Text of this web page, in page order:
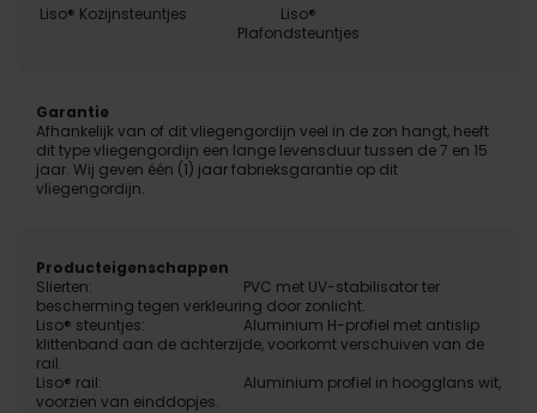
Liso® Kozijnsteuntjes
Liso®
Plafondsteuntjes
Garantie
Afhankelijk van of dit vliegengordijn veel in de zon hangt, heeft
dit type vliegengordijn een lange levensduur tussen de 7 en 15
jaar. Wij geven één (1) jaar fabrieksgarantie op dit
vliegengordijn.
Producteigenschappen
Slierten:
PVC met UV-stabilisator ter
bescherming tegen verkleuring door zonlicht.
Liso® steuntjes:
Aluminium H-profiel met antislip
klittenband aan de achterzijde, voorkomt verschuiven van de
rail.
Liso® rail:
Aluminium profiel in hoogglans wit,
voorzien van einddopjes.